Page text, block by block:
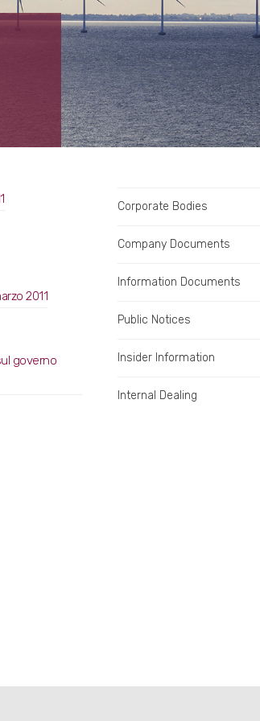
2011
governo
Corporate Bodies
Company Documents
Information Documents
Public Notices
Insider Information
Internal Dealing